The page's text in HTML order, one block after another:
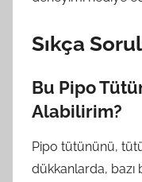
Sıkça
Bu Pipo
Alabilirim?
Pipo tütününü,
dükkanlarda,